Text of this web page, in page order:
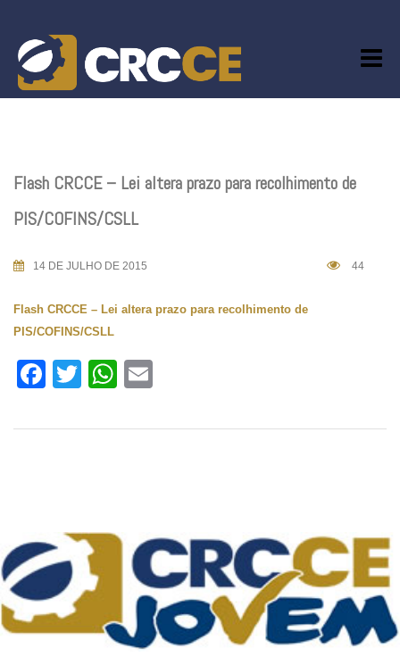
content
Flash CRCCE – Lei altera prazo para recolhimento de
PIS/COFINS/CSLL
14 DE JULHO DE 2015 44
Flash CRCCE – Lei altera prazo para recolhimento de
PIS/COFINS/CSLL
Facebook
TwitterWhatsApp